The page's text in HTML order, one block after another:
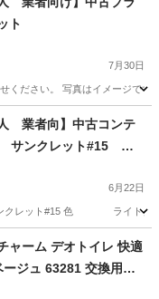
ト
7月30日
ください。 写真はイメージで
業者向】中古コンテ
ンクレット#15 蓋
6月22日
ット#15 色 ライトグレー
ャーム デオトイレ 快適
ジュ 63281 交換用パ
用品